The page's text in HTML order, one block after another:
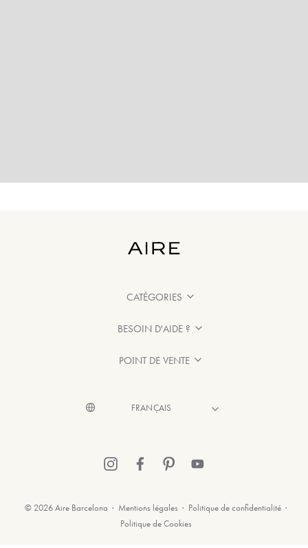
CATÉGORIES
BESOIN D'AIDE ?
POINT DE VENTE
© 2026 Aire Barcelona · Mentions légales · Politique de confidentialité ·
Politique de Cookies